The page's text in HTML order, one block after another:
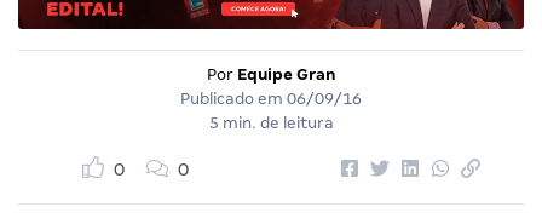
Por Equipe Gran
Publicado em 06/09/16
5 min. de leitura
0 0